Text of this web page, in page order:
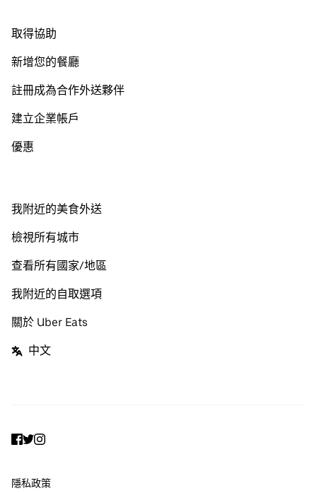
取得協助
新增您的餐廳
註冊成為合作外送夥伴
建立企業帳戶
優惠
我附近的美食外送
檢視所有城市
查看所有國家/地區
我附近的自取選項
關於 Uber Eats
中文
Facebook
Twitter
Instagram
隱私政策